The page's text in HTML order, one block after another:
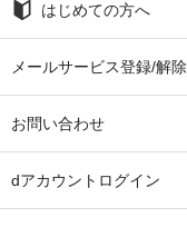
はじめての方へ
メールサービス登録/解除
お問い合わせ
dアカウントログイン